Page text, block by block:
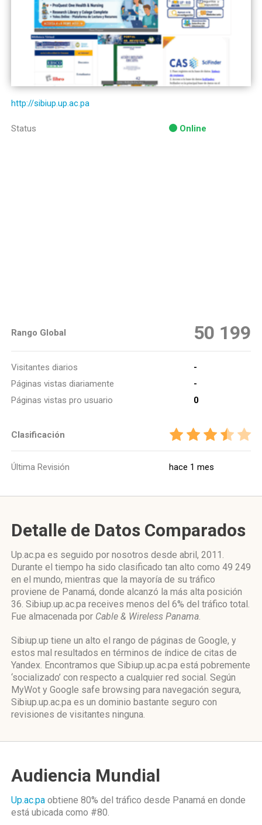
http://sibiup.up.ac.pa
Status Online
Rango Global 50 199
Visitantes diarios
-
Páginas vistas diariamente
-
Páginas vistas pro usuario
0
Clasificación
Última Revisión hace 1 mes
Detalle de Datos Comparados
Up.ac.pa es seguido por nosotros desde abril, 2011.
Durante el tiempo ha sido clasificado tan alto como 49 249
en el mundo, mientras que la mayoría de su tráfico
proviene de Panamá, donde alcanzó la más alta posición
36. Sibiup.up.ac.pa receives menos del 6% del tráfico total.
Fue almacenada por Cable & Wireless Panama.
Sibiup.up tiene un alto el rango de páginas de Google, y
estos mal resultados en términos de índice de citas de
Yandex. Encontramos que Sibiup.up.ac.pa está pobremente
‘socializado’ con respecto a cualquier red social. Según
MyWot y Google safe browsing para navegación segura,
Sibiup.up.ac.pa es un dominio bastante seguro con
revisiones de visitantes ninguna.
Audiencia Mundial
Up.ac.pa obtiene 80% del tráfico desde Panamá en donde
está ubicada como #80.